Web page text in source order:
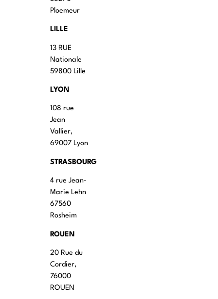
Ploemeur
LILLE
13 RUE
Nationale
59800 Lille
LYON
108 rue
Jean
Vallier,
69007 Lyon
STRASBOURG
4 rue Jean-
Marie Lehn
67560
Rosheim
ROUEN
20 Rue du
Cordier,
76000
ROUEN